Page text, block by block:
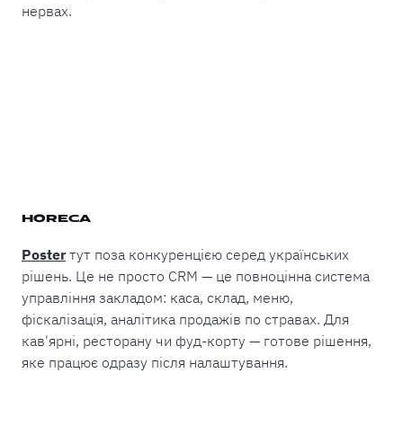
нервах.
HORECA
Poster тут поза конкуренцією серед українських
рішень. Це не просто CRM — це повноцінна система
управління закладом: каса, склад, меню,
фіскалізація, аналітика продажів по стравах. Для
кав'ярні, ресторану чи фуд-корту — готове рішення,
яке працює одразу після налаштування.